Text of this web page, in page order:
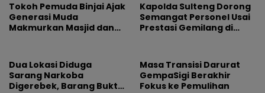
Tokoh Pemuda Binjai Ajak
Generasi Muda
Makmurkan Masjid dan
Mengaji
Kapolda Sulteng Dorong
Semangat Personel Usai
Prestasi Gemilang di
Dua Lokasi Diduga
Sarang Narkoba
Digerebek, Barang Bukti
Masa Transisi Darurat
GempaSigi Berakhir
Fokus ke Pemulihan